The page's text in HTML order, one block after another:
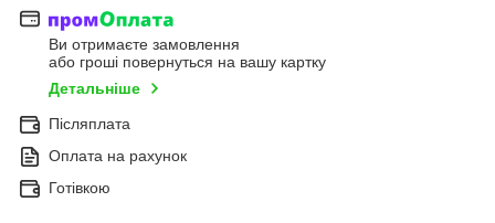
Ви отримаєте замовлення
або гроші повернуться на вашу картку
Детальніше
Післяплата
Оплата на рахунок
Готівкою